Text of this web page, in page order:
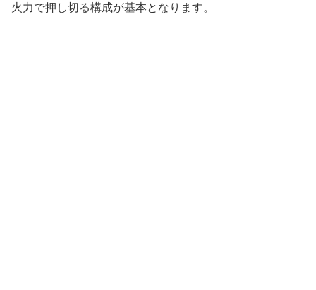
火力で押し切る構成が基本となります。